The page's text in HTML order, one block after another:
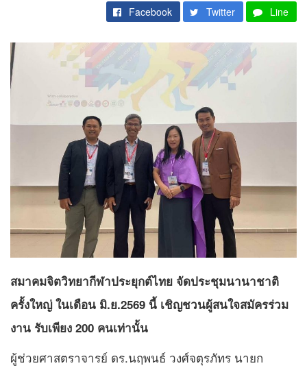
Facebook Twitter Line
สมาคมจิตวิทยากีฬาประยุกต์ไทย จัดประชุมนานาชาติ
ครั้งใหญ่ ในเดือน มิ.ย.2569 นี้ เชิญชวนผู้สนใจสมัครร่วม
งาน รับเพียง 200 คนเท่านั้น
ผู้ช่วยศาสตราจารย์ ดร.นฤพนธ์ วงศ์จตุรภัทร นายก